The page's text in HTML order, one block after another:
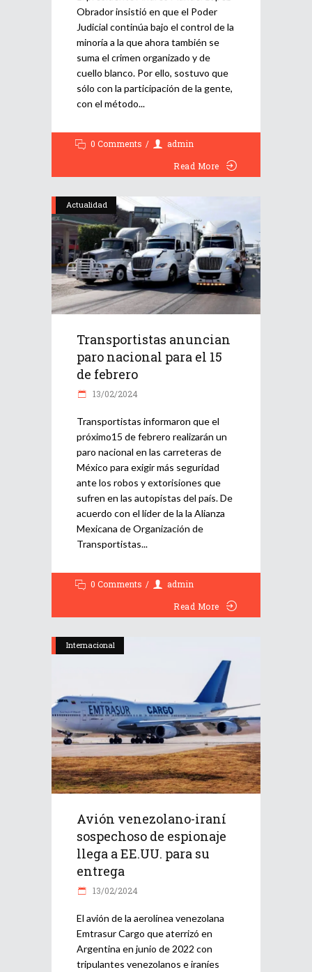
Obrador insistió en que el Poder
Judicial continúa bajo el control de la
minoría a la que ahora también se
suma el crimen organizado y de
cuello blanco. Por ello, sostuvo que
sólo con la participación de la gente,
con el método
0 Comments
admin
Read More
Actualidad
Transportistas anuncian
paro nacional para el 15
de febrero
13/02/2024
Transportistas informaron que el
próximo15 de febrero realizarán un
paro nacional en las carreteras de
México para exigir más seguridad
ante los robos y extorisiones que
sufren en las autopistas del país. De
acuerdo con el líder de la la Alianza
Mexicana de Organización de
Transportistas
0 Comments
admin
Read More
Internacional
Avión venezolano-iraní
sospechoso de espionaje
llega a EE.UU. para su
entrega
13/02/2024
El avión de la aerolínea venezolana
Emtrasur Cargo que aterrizó en
Argentina en junio de 2022 con
tripulantes venezolanos e iraníes